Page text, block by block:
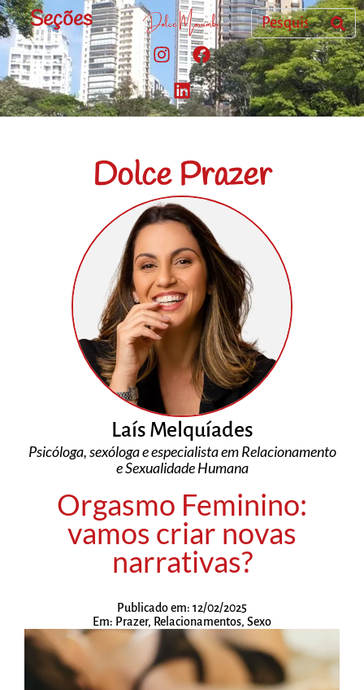
Seções
Dolce Prazer
Laís Melquíades
Psicóloga, sexóloga e especialista em Relacionamento
e Sexualidade Humana
Orgasmo Feminino:
vamos criar novas
narrativas?
Publicado em: 12/02/2025
Em: Prazer, Relacionamentos, Sexo